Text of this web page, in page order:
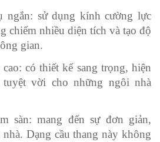
ngắn: sử dụng kính cường lực
chiếm nhiều diện tích và tạo độ
gian.
có thiết kế sang trọng, hiện
vời cho những ngôi nhà
sàn: mang đến sự đơn giản,
Dạng cầu thang này không